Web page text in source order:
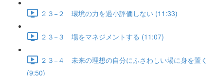
２３−２ 環境の力を過小評価しない (11:33)
２３−３ 場をマネジメントする (11:07)
２３−４ 未来の理想の自分にふさわしい場に身を置く
(9:50)